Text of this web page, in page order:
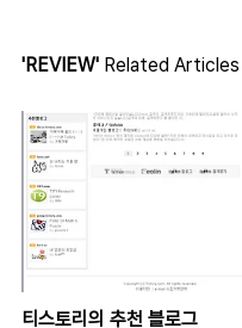
'REVIEW' Related Articles
티스토리의 추천 블로그